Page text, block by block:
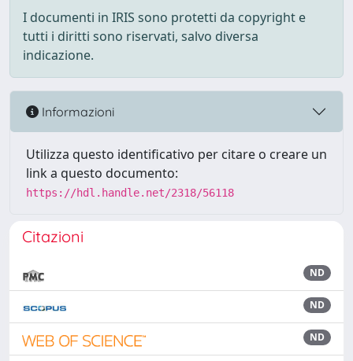
I documenti in IRIS sono protetti da copyright e
tutti i diritti sono riservati, salvo diversa
indicazione.
Informazioni
Utilizza questo identificativo per citare o creare un
link a questo documento:
https://hdl.handle.net/2318/56118
Citazioni
ND
ND
ND